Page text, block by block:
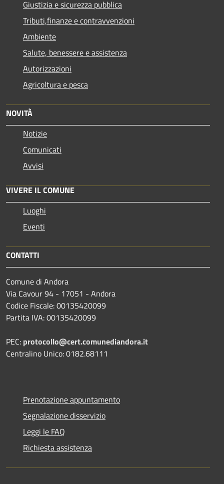
Giustizia e sicurezza pubblica
Tributi,finanze e contravvenzioni
Ambiente
Salute, benessere e assistenza
Autorizzazioni
Agricoltura e pesca
NOVITÀ
Notizie
Comunicati
Avvisi
VIVERE IL COMUNE
Luoghi
Eventi
CONTATTI
Comune di Andora
Via Cavour 94 - 17051 - Andora
Codice Fiscale: 00135420099
Partita IVA: 00135420099
PEC: protocollo@cert.comunediandora.it
Centralino Unico: 0182.68111
Prenotazione appuntamento
Segnalazione disservizio
Leggi le FAQ
Richiesta assistenza